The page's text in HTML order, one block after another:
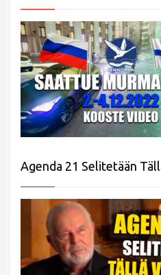
Agenda 21 Selitetään